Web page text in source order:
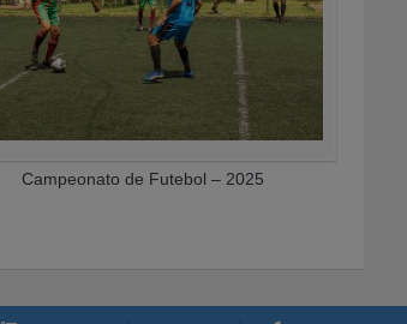
Campeonato de Futebol – 2025